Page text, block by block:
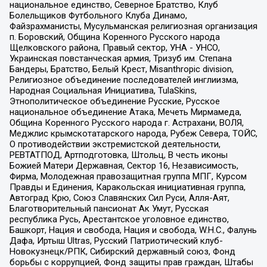
национальное единство, Северное Братство, Клуб
Болельщиков Футбольного Клуба Динамо,
Файзрахманисты, Мусульманская религиозная организация
п. Боровский, Община Коренного Русского народа
Щелковского района, Правый сектор, УНА - УНСО,
Украинская повстанческая армия, Тризуб им. Степана
Бандеры, Братство, Белый Крест, Misanthropic division,
Религиозное объединение последователей инглиизма,
Народная Социальная Инициатива, TulaSkins,
Этнополитическое объединение Русские, Русское
национальное объединение Атака, Мечеть Мирмамеда,
Община Коренного Русского народа г. Астрахани, ВОЛЯ,
Меджлис крымскотатарского народа, Рубеж Севера, ТОЙС,
О противодействии экстремистской деятельности,
РЕВТАТПОД, Артподготовка, Штольц, В честь иконы
Божией Матери Державная, Сектор 16, Независимость,
Фирма, Молодежная правозащитная группа МПГ, Курсом
Правды и Единения, Каракольская инициативная группа,
Автоград Крю, Союз Славянских Сил Руси, Алля-Аят,
Благотворительный пансионат Ак Умут, Русская
республика Русь, Арестантское уголовное единство,
Башкорт, Нация и свобода, Нация и свобода, W.H.С., Фалунь
Дафа, Иртыш Ultras, Русский Патриотический клуб-
Новокузнецк/РПК, Сибирский державный союз, Фонд
борьбы с коррупцией, Фонд защиты прав граждан, Штабы